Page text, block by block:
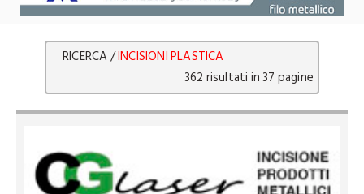
RICERCA /INCISIONI PLASTICA
362 risultati in 37 pagine